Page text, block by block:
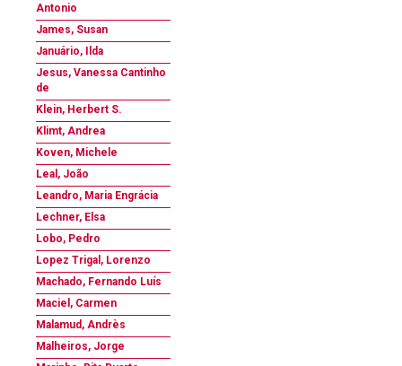
Antonio
James, Susan
Januário, Ilda
Jesus, Vanessa Cantinho
de
Klein, Herbert S.
Klimt, Andrea
Koven, Michele
Leal, João
Leandro, Maria Engrácia
Lechner, Elsa
Lobo, Pedro
Lopez Trigal, Lorenzo
Machado, Fernando Luís
Maciel, Carmen
Malamud, Andrès
Malheiros, Jorge